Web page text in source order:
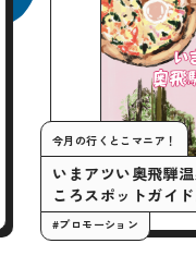
今月の
いま
ころ